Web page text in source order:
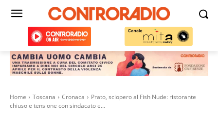
Home Toscana Cronaca
Prato, sciopero al Fish Nude: ristorante
chiuso e tensione con sindacato e...